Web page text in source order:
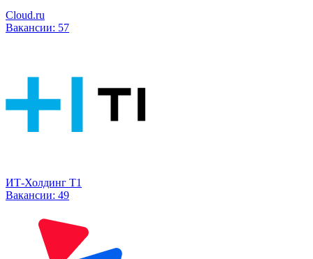
Cloud.ru
Вакансии: 57
ИТ-Холдинг Т1
Вакансии: 49